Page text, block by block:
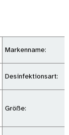
Markenname:
Desinfektionsart:
Größe: